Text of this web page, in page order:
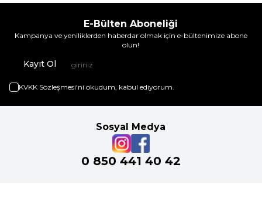
E-Bülten Aboneliği
Kampanya ve yeniliklerden haberdar olmak için e-bültenimize abone
olun!
Kayıt Ol
KVKK Sözleşmesi'ni okudum, kabul ediyorum.
Sosyal Medya
0 850 441 40 42